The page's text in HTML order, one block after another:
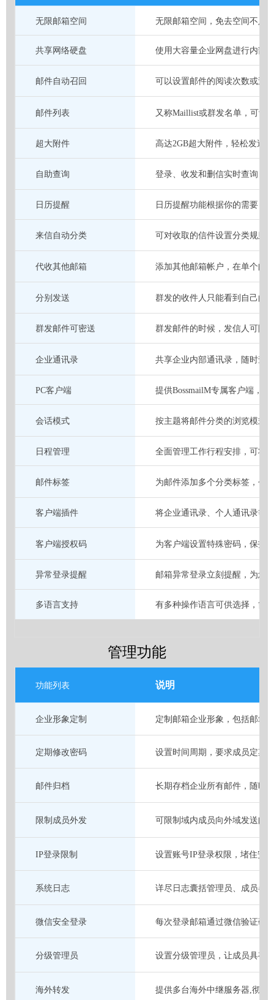
无限邮箱空间 无限邮箱空间，免去空间不足
共享网络硬盘 使用大容量企业网盘进行内部
邮件自动召回 可以设置邮件的阅读次数或过
邮件列表 又称Maillist或群发名单，可设
超大附件 高达2GB超大附件，轻松发送
自助查询 登录、收发和删信实时查询，
日历提醒 日历提醒功能根据你的需要，
来信自动分类 可对收取的信件设置分类规则
代收其他邮箱 添加其他邮箱帐户，在单个邮
分别发送 群发的收件人只能看到自己的
群发邮件可密送 群发邮件的时候，发信人可隐
企业通讯录 共享企业内部通讯录，随时查
PC客户端 提供BossmailM专属客户端，
会话模式 按主题将邮件分类的浏览模式
日程管理 全面管理工作行程安排，可将
邮件标签 为邮件添加多个分类标签，个
客户端插件 将企业通讯录、个人通讯录等
客户端授权码 为客户端设置特殊密码，保护
异常登录提醒 邮箱异常登录立刻提醒，为您
多语言支持 有多种操作语言可供选择，简
管理功能
功能列表 说明
企业形象定制 定制邮箱企业形象，包括邮箱
定期修改密码 设置时间周期，要求成员定期
邮件归档 长期存档企业所有邮件，随时
限制成员外发 可限制域内成员向外域发送邮
IP登录限制 设置账号IP登录权限，堵住安
系统日志 详尽日志囊括管理员、成员各
微信安全登录 每次登录邮箱通过微信验证码
分级管理员 设置分级管理员，让成员具有
海外转发 提供多台海外中继服务器,彻底